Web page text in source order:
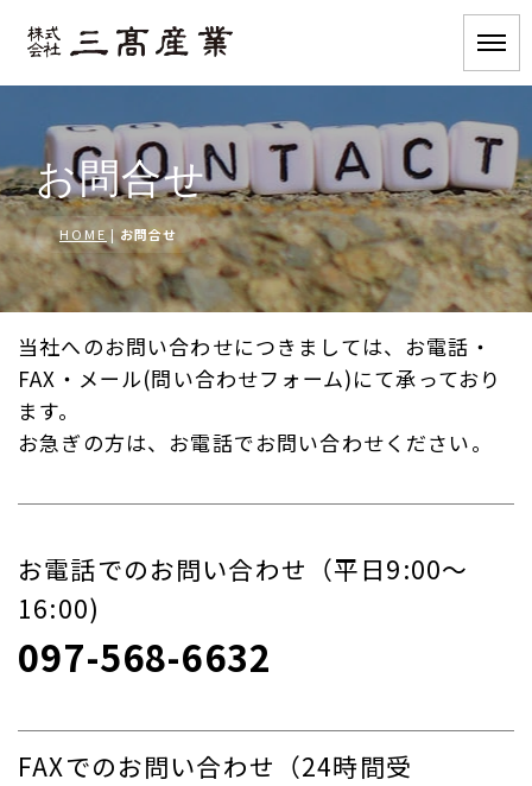
お問合せ
HOME | お問合せ
当社へのお問い合わせにつきましては、お電話・
FAX・メール(問い合わせフォーム)にて承っており
ます。
お急ぎの方は、お電話でお問い合わせください。
お電話でのお問い合わせ（平日9:00〜
16:00)
097-568-6632
FAXでのお問い合わせ（24時間受